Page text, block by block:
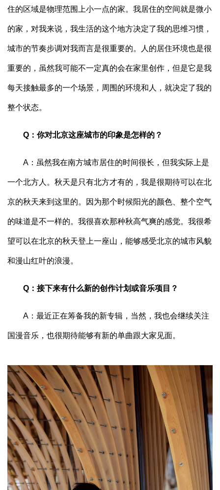
住的区域是物理范围上小一点的家。我居住的空间就是微小
的家，对我来说，我生活的这个地方决定了我的思维习惯，
城市的节奏步调对我而言是很重要的。人的居住环境也是很
重要的，虽然我可能不一定真的会在家里创作，但是它是我
每天接触最多的一个场景，周围的环境和人，就决定了我的
整个状态。
Q：你对北京这座城市的印象是怎样的？
A：虽然我在南方城市居住的时间很长，但我实际上是
一个北方人。秋天是只有北方才有的，我是很期待可以在北
京的秋天来到这里的。因为那个时候阳光的颜色、整个空气
的味道是不一样的。我很喜欢那种秋高气爽的感觉。我很希
望可以在北京的秋天登上一座山，能够感受北京的城市风貌
和漫山红叶的浪漫。
Q：接下来有什么新的创作计划或音乐项目？
A：最近正在筹备我的新专辑，当然，我也会继续关注
国漫音乐，也很期待能够有新的单曲跟大家见面。